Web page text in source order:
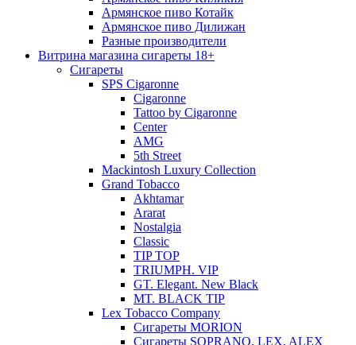
Армянское пиво Котайк
Армянское пиво Дилижан
Разные производители
Витрина магазина сигареты 18+
Cигареты
SPS Cigaronne
Сigaronne
Tattoo by Cigaronne
Center
AMG
5th Street
Mackintosh Luxury Collection
Grand Tobacco
Akhtamar
Ararat
Nostalgia
Classic
TIP TOP
TRIUMPH. VIP
GT. Elegant. New Black
MT. BLACK TIP
Lex Tobacco Company
Сигареты MORION
Сигареты SOPRANO, LEX, ALEX